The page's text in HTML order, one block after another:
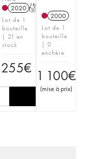
2020 T
Lot de 1
bouteille
| 21 en
stock
255€
2000
Lot de 1
bouteille
| 0
enchère
1 100€
(mise à prix)